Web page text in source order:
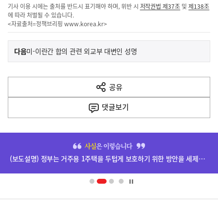
기사 이용 시에는 출처를 반드시 표기해야 하며, 위반 시 저작권법 제37조 및제138조
에 따라 처벌될 수 있습니다.
<자료출처=정책브리핑 www.korea.kr>
이
전
다
음
다음기
사
미-이란간 합의 관련 외교부 대변인 성명
공유
열
기
댓글보기
영
(보도설명) 정부는 거주용 1주택을 두텁게 보호하기 위한 방안을 세제개편안에 담았습니다.